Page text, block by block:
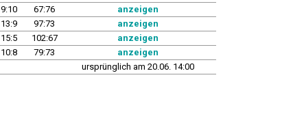
9:10 67:76
anzeigen
13:9 97:73
anzeigen
15:5 102:67
anzeigen
10:8 79:73
anzeigen
ursprünglich am 20.06. 14:00